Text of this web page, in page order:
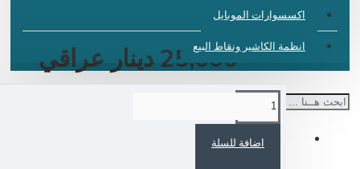
اكسسوارات الموبايل
انظمة الكاشير ونقاط البيع
25,000 دينار عراقي
اضافة للسلة